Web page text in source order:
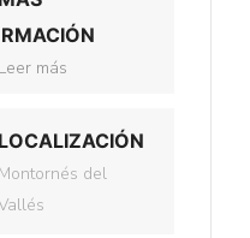
Leer más
LOCALIZACIÓN
Montornés del